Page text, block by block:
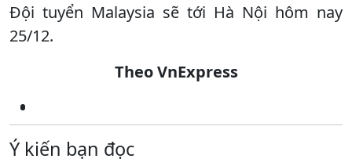
Đội tuyển Malaysia sẽ tới Hà Nội hôm nay
25/12.
Theo VnExpress
Ý kiến bạn đọc